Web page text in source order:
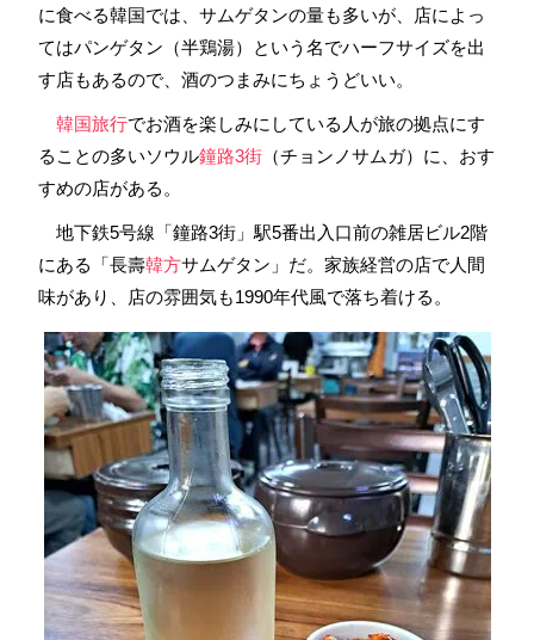
に食べる韓国では、サムゲタンの量も多いが、店によっ
てはパンゲタン（半鶏湯）という名でハーフサイズを出
す店もあるので、酒のつまみにちょうどいい。
韓国旅行でお酒を楽しみにしている人が旅の拠点にす
ることの多いソウル鐘路3街 （チョンノサムガ）に、おす
すめの店がある。
地下鉄5号線「鐘路3街」駅5番出入口前の雑居ビル2階
にある「長壽韓方サムゲタン」だ。家族経営の店で人間
味があり、店の雰囲気も1990年代風で落ち着ける。